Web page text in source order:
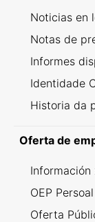
Noticias en
Notas de
Informes
Identidade
Historia da
Oferta de
Información
OEP
Oferta